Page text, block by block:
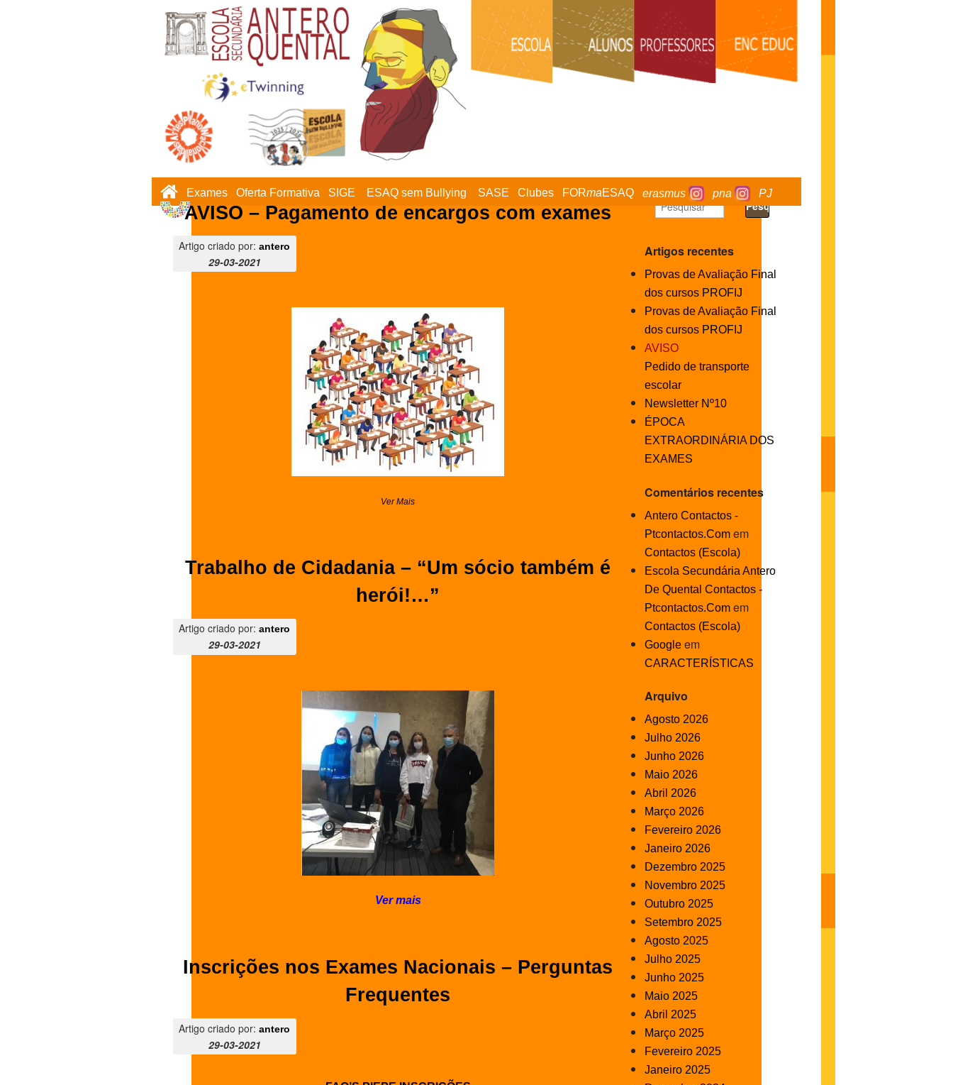
Exames Oferta Formativa SIGE ESAQ sem Bullying SASE Clubes FORmaESAQ erasmus pna PJ
AVISO – Pagamento de encargos com exames
Artigo criado por:antero
29-03-2021
Ver Mais
Trabalho de Cidadania – “Um sócio também é
herói!…”
Artigo criado por:antero
29-03-2021
Ver mais
Inscrições nos Exames Nacionais – Perguntas
Frequentes
Artigo criado por:antero
29-03-2021
Artigos recentes
Provas de Avaliação Final
dos cursos PROFIJ
Provas de Avaliação Final
dos cursos PROFIJ
AVISO
Pedido de transporte
escolar
Newsletter Nº10
ÉPOCA
EXTRAORDINÁRIA DOS
EXAMES
Comentários recentes
Antero Contactos -
Ptcontactos.Comem
Contactos (Escola)
Escola Secundária Antero
De Quental Contactos -
Ptcontactos.Comem
Contactos (Escola)
Googleem
CARACTERÍSTICAS
Arquivo
Agosto 2026
Julho 2026
Junho 2026
Maio 2026
Abril 2026
Março 2026
Fevereiro 2026
Janeiro 2026
Dezembro 2025
Novembro 2025
Outubro 2025
Setembro 2025
Agosto 2025
Julho 2025
Junho 2025
Maio 2025
Abril 2025
Março 2025
Fevereiro 2025
Janeiro 2025